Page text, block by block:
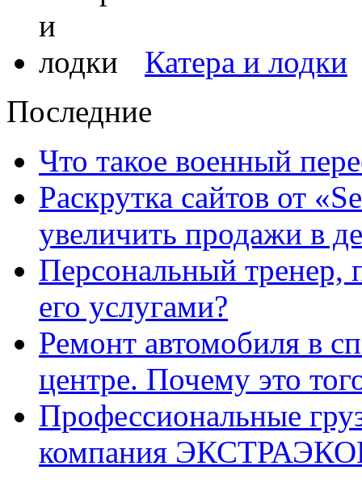
Катера и лодки
Последние
Что такое военный
Раскрутка сайтов от
увеличить продажи в
Персональный тренер,
его услугами?
Ремонт автомобиля в
центре. Почему это
Профессиональные
компания